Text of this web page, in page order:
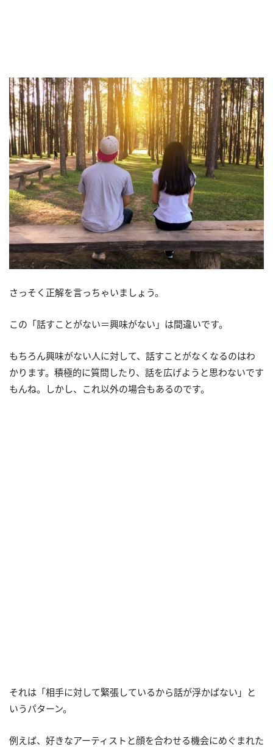
さっそく正解を言っちゃいましょう。
この「話すことがない＝興味がない」は間違いです。
もちろん興味がない人に対して、話すことがなくなるのはわ
かります。積極的に質問したり、話を広げようと思わないです
もんね。しかし、これ以外の場合もあるのです。
それは「相手に対して緊張しているから話が浮かばない」と
いうパターン。
例えば、好きなアーティストと顔を合わせる機会にめぐまれた